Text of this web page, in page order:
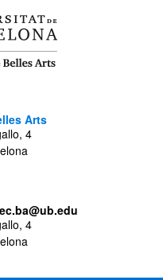
Arts
4
4